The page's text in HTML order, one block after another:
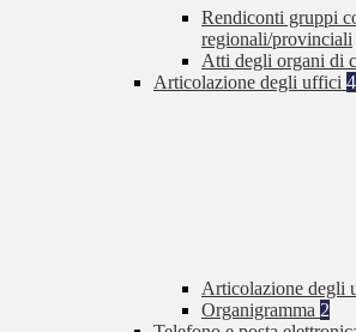
Rendiconti gruppi
regionali/provinciali
Atti degli organi di
Articolazione degli uffici 4
Articolazione degli
Organigramma 2